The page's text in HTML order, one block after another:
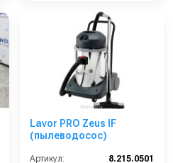
Lavor PRO Zeus IF
(пылеводосос)
Артикул:
8.215.0501